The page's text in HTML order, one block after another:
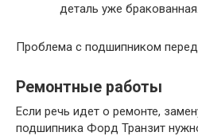
деталь уже бракованная.
Проблема с подшипником
Ремонтные работы
Если речь идет о ремонте,
подшипника Форд Транзит